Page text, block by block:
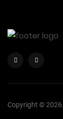
Copyright ©